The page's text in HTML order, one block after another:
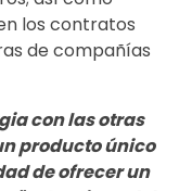
los contratos
de compañías
con las otras
producto único
de ofrecer un